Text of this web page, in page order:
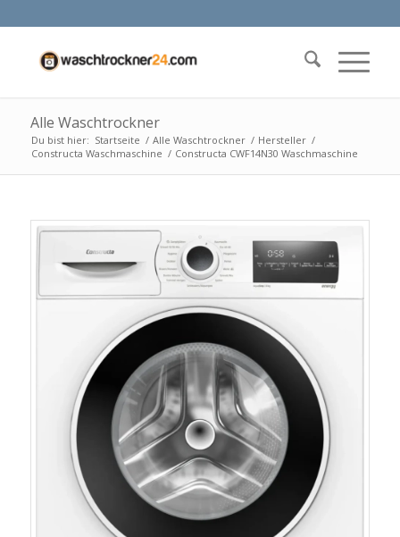
Alle Waschtrockner
Du bist hier: Startseite / Alle Waschtrockner / Hersteller /
Constructa Waschmaschine / Constructa CWF14N30 Waschmaschine